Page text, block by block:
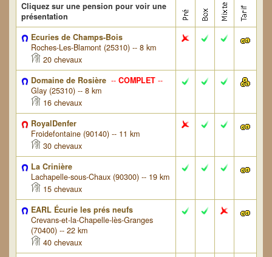
Cliquez sur une pension pour voir une
présentation
Ecuries de Champs-Bois
Roches-Les-Blamont (25310) -- 8 km
20 chevaux
Domaine de Rosière -- COMPLET--
Glay (25310) -- 8 km
16 chevaux
RoyalDenfer
Froidefontaine (90140) -- 11 km
30 chevaux
La Crinière
Lachapelle-sous-Chaux (90300) -- 19 km
15 chevaux
EARL Écurie les prés neufs
Crevans-et-la-Chapelle-lès-Granges
(70400) -- 22 km
40 chevaux